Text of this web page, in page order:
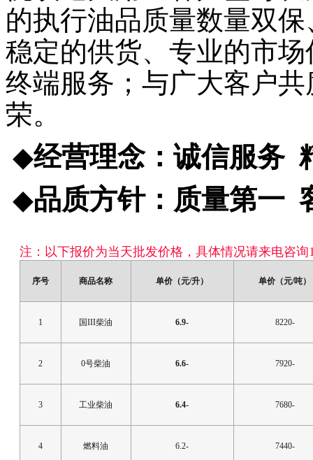
的执行油品质量数量双
稳定的供货、专业的市
终端服务；与广大客户
荣。
◆经营理念：诚信服务
◆品质方针：质量第一
注：以下报价为当天批发价格，具体情况请来电
序号 商品名称 单价（元/升） 单价（元/吨）
1 国III柴油 6.9- 8220-
2 0号柴油 6.6- 7920-
3 工业柴油 6.4- 7680-
4 燃料油 6.2- 7440-